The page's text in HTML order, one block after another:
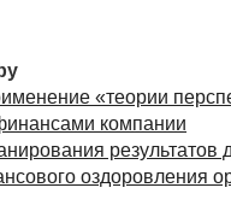
«теории
компании
результатов
оздоровления